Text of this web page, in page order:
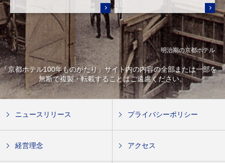
明治期の京都ホテル
「京都ホテル100年ものがたり」サイト内の内容の全部または一部を
無断で複製・転載することはご遠慮ください。
ニュースリリース プライバシーポリシー
経営理念 アクセス